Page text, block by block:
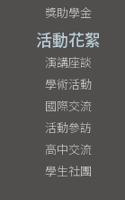
獎助學金
活動花絮
演講座談
學術活動
國際交流
活動參訪
高中交流
學生社團